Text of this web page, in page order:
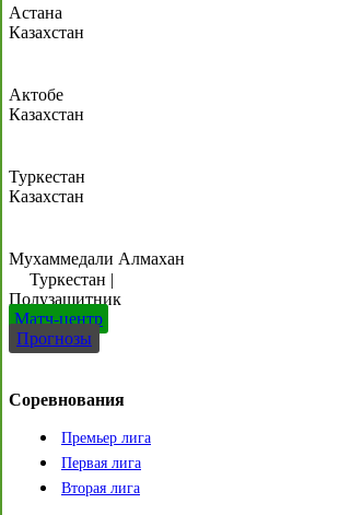
Астана
Казахстан
Актобе
Казахстан
Туркестан
Казахстан
Мухаммедали Алмахан
Туркестан |
Полузащитник
Матч-центр
Прогнозы
Соревнования
Премьер лига
Первая лига
Вторая лига